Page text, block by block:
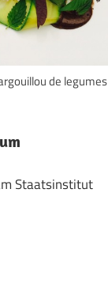
de legumes
Staatsinstitut